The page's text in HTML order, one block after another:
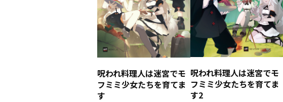
呪われ料理人は迷宮でモ
フミミ少女たちを育てま
す
呪われ料理人は迷宮でモ
フミミ少女たちを育てま
す2